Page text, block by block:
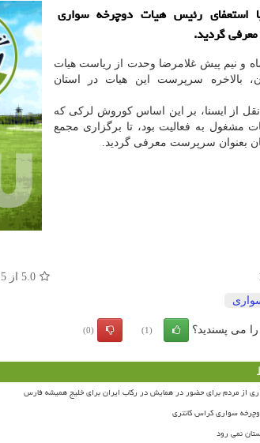
استعفای رئیس هیات دوچرخه سواری
گردید.
و نیم پیش غلامرضا وحدت از ریاست هیات
بالاخره سرپرست این هیات در استان
از ایسنا، بر این اساس کوروش لرکی که
مشغول به فعالیت بود، تا برگزاری مجمع
بعنوان سرپرست معرفی گردید.
5.0 از5
می پسندید؟ (1)
(0)
از مردم برای حضور در همایش در رکاب ایران برای خلیج همیشه فارس
نمی رود